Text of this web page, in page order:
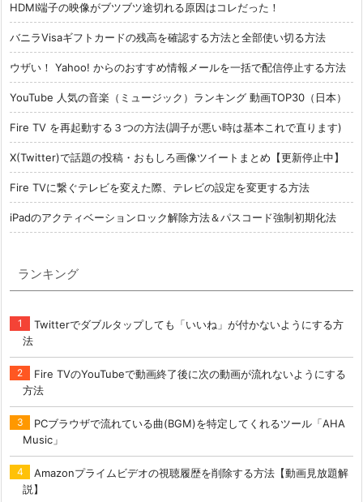
HDMI端子の映像がブツブツ途切れる原因はコレだった！
バニラVisaギフトカードの残高を確認する方法と全部使い切る方法
ウザい！ Yahoo! からのおすすめ情報メールを一括で配信停止する方法
YouTube 人気の音楽（ミュージック）ランキング 動画TOP30（日本）
Fire TV を再起動する３つの方法(調子が悪い時は基本これで直ります)
X(Twitter)で話題の投稿・おもしろ画像ツイートまとめ【更新停止中】
Fire TVに繋ぐテレビを変えた際、テレビの設定を変更する方法
iPadのアクティベーションロック解除方法＆パスコード強制初期化法
ランキング
Twitterでダブルタップしても「いいね」が付かないようにする方
法
Fire TVのYouTubeで動画終了後に次の動画が流れないようにする
方法
PCブラウザで流れている曲(BGM)を特定してくれるツール「AHA
Music」
Amazonプライムビデオの視聴履歴を削除する方法【動画見放題解
説】